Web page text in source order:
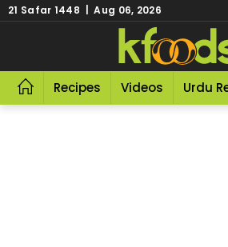
21 Safar 1448 | Aug 06, 2026
Recipes Videos Urdu